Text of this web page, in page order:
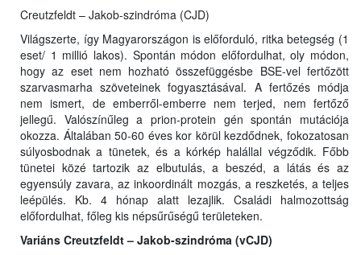
Creutzfeldt – Jakob-szindróma (CJD)
Világszerte, így Magyarországon is előforduló, ritka betegség (1
eset/ 1 millió lakos). Spontán módon előfordulhat, oly módon,
hogy az eset nem hozható összefüggésbe BSE-vel fertőzött
szarvasmarha szöveteinek fogyasztásával. A fertőzés módja
nem ismert, de emberről-emberre nem terjed, nem fertőző
jellegű. Valószínűleg a prion-protein gén spontán mutációja
okozza. Általában 50-60 éves kor körül kezdődnek, fokozatosan
súlyosbodnak a tünetek, és a kórkép halállal végződik. Főbb
tünetei közé tartozik az elbutulás, a beszéd, a látás és az
egyensúly zavara, az inkoordinált mozgás, a reszketés, a teljes
leépülés. Kb. 4 hónap alatt lezajlik. Családi halmozottság
előfordulhat, főleg kis népsűrűségű területeken.
Variáns Creutzfeldt – Jakob-szindróma (vCJD)